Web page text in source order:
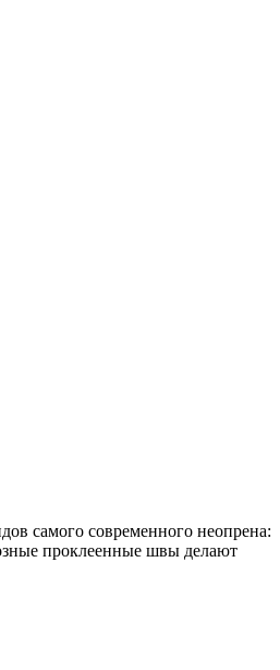
самого современного неопрена:
проклеенные швы делают